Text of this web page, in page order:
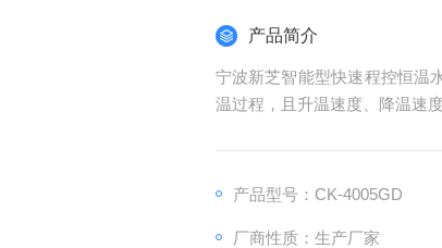
产品简介
宁波新芝智能型快速程控恒温
温过程，且升温速度、降温速
产品型号：CK-4005GD
厂商性质：生产厂家